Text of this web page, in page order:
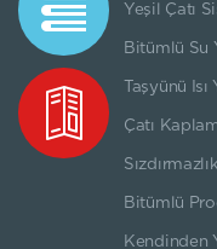
Yeşil Çatı
Bitümlü Su
Taşyünü Isı
Çatı
Bitümlü
Kendinden
Dökümanlar
Kataloglar